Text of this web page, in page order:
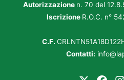
Autorizzazione n. 70 del
Iscrizione R.O.C. n°
C.F.
Contatti: